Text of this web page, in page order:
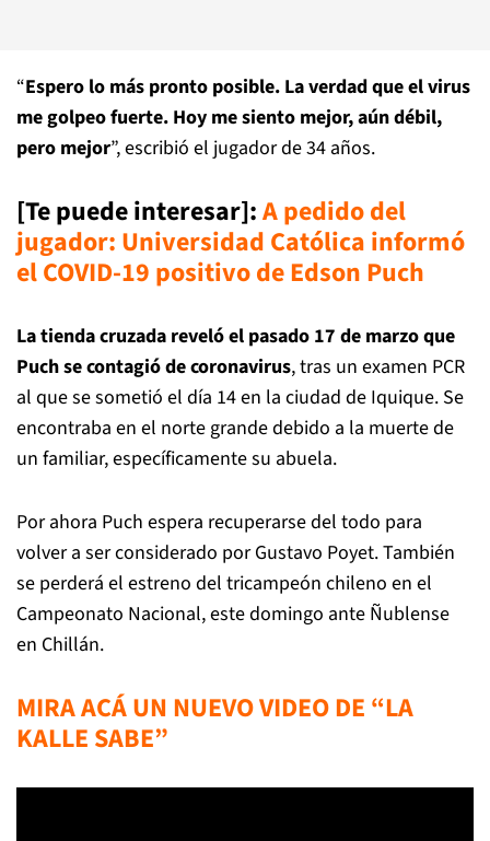
“Espero lo más pronto posible. La verdad que el virus
me golpeo fuerte. Hoy me siento mejor, aún débil,
pero mejor”, escribió el jugador de 34 años.
[Te puede interesar]:A pedido del
jugador: Universidad Católica informó
el COVID-19 positivo de Edson Puch
La tienda cruzada reveló el pasado 17 de marzo que
Puch se contagió de coronavirus, tras un examen PCR
al que se sometió el día 14 en la ciudad de Iquique. Se
encontraba en el norte grande debido a la muerte de
un familiar, específicamente su abuela.
Por ahora Puch espera recuperarse del todo para
volver a ser considerado por Gustavo Poyet. También
se perderá el estreno del tricampeón chileno en el
Campeonato Nacional, este domingo ante Ñublense
en Chillán.
MIRA ACÁ UN NUEVO VIDEO DE “LA
KALLE SABE”